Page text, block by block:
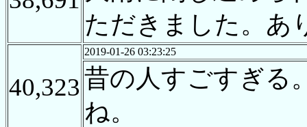
ただきました。あ
40,323
2019-01-26 03:23:25
昔の人すごすぎる
ね。